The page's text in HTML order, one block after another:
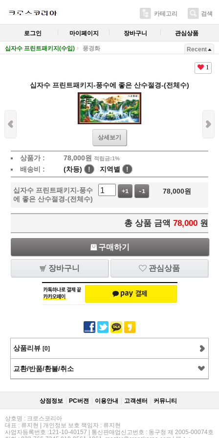
카테고리 검색
로그인 마이페이지 장바구니 관심상품
십자수 프린트패키지(수입) 풍경화 Recent
1
십자수 프린트패키지-풍수에 좋은 산수절경-(전체수)
상세보기
상품가 : 78,000원 적립금:1%
배송비 : (차등) ! 지역별 !
십자수 프린트패키지-풍수
에 좋은 산수절경-(전체수)
+1 -1 78,000원
총 상품 금액 78,000 원
구매하기
장바구니 관심상품
상품리뷰 [0]
교환/반품/환불/취소
상점정보 PC버젼 이용안내 고객센터 커뮤니티
상호명 : 크로스코리아
대표 : 류지현 | 개인정보 보호 책임자 : 류지현
사업자등록번호 :121-10-40157 | 통신판매업신고번호 : 동구청 제 2005-00074호